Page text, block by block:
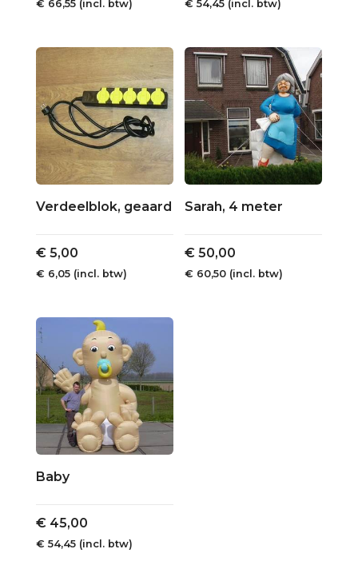
€ 66,55(incl. btw) € 54,45 (incl. btw)
Verdeelblok, geaard
€5,00
€ 6,05(incl. btw)
Sarah, 4 meter
€ 50,00
€ 60,50 (incl. btw)
Baby
€45,00
€ 54,45(incl. btw)